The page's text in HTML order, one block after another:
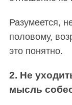
Разумеется,
половому,
это понятно.
2. Не
мысль